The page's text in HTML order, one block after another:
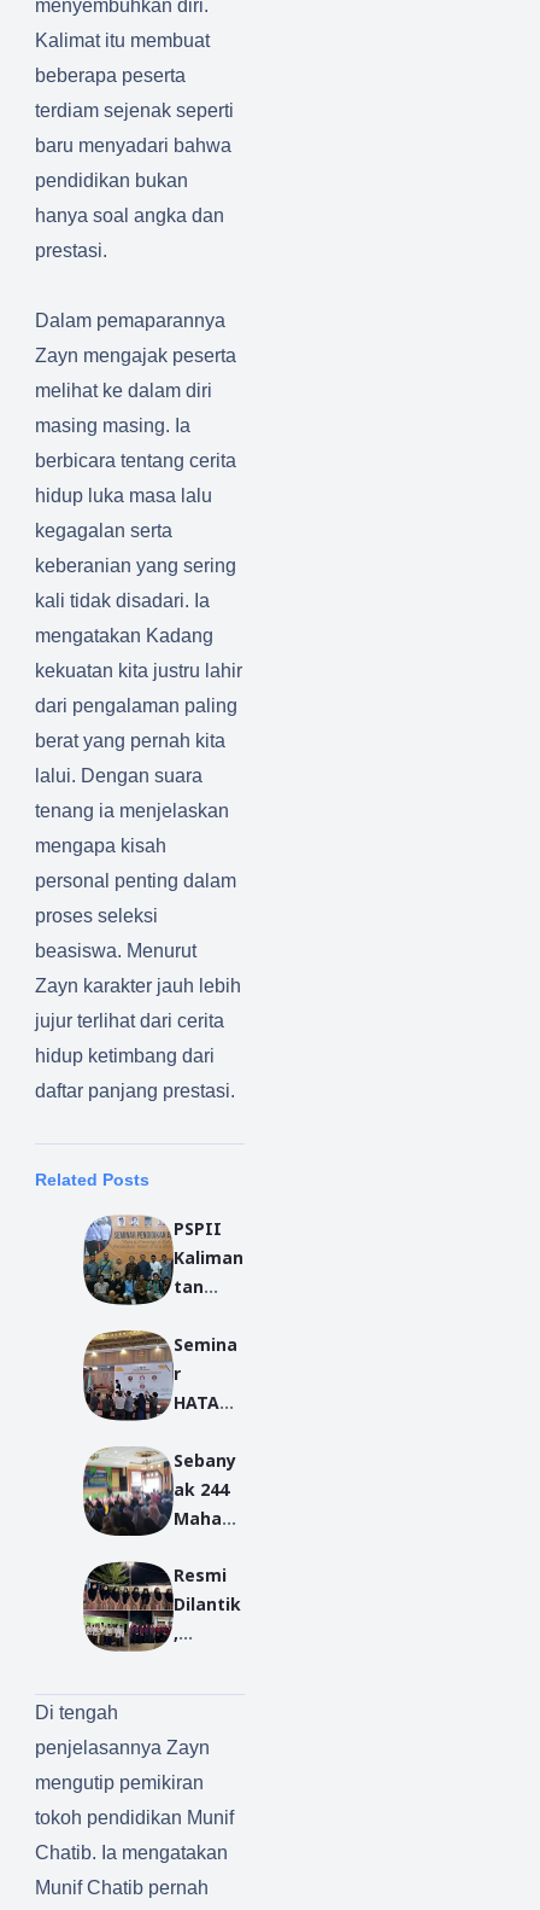
menyembuhkan diri.
Kalimat itu membuat
beberapa peserta
terdiam sejenak seperti
baru menyadari bahwa
pendidikan bukan
hanya soal angka dan
prestasi.
Dalam pemaparannya
Zayn mengajak peserta
melihat ke dalam diri
masing masing. Ia
berbicara tentang cerita
hidup luka masa lalu
kegagalan serta
keberanian yang sering
kali tidak disadari. Ia
mengatakan Kadang
kekuatan kita justru lahir
dari pengalaman paling
berat yang pernah kita
lalui. Dengan suara
tenang ia menjelaskan
mengapa kisah
personal penting dalam
proses seleksi
beasiswa. Menurut
Zayn karakter jauh lebih
jujur terlihat dari cerita
hidup ketimbang dari
daftar panjang prestasi.
Related Posts
PSPII
Kaliman
tan
Sukses
Mengge
lar
r
Pendidi
kan
Semina
r
HATARU
Sutarmi
dji:
Hukum
Berlaku
Kurang
Tegas
Sebany
ak 244
Mahasi
Hadiri
Semina
r
al
eneur
di
Pontian
Resmi
Dilantik
,
us Baru
Miftahu
l Ulum
Siap
Amana
h
Di tengah
penjelasannya Zayn
mengutip pemikiran
tokoh pendidikan Munif
Chatib. Ia mengatakan
Munif Chatib pernah